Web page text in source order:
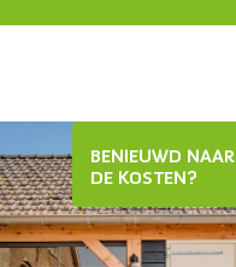
BENIEUWD NAAR
DE KOSTEN?